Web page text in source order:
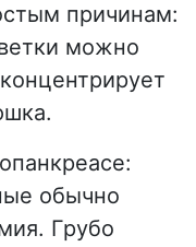
причинам:
можно
обычно
Грубо